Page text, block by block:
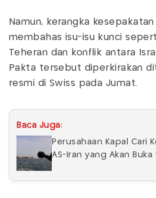
Namun, kerangka
membahas isu-isu kunci
Teheran dan konflik antara
Pakta tersebut diperkirakan
resmi di Swiss pada Jumat.
Baca Juga:
Perusahaan Kapal Cari
AS-Iran yang Akan